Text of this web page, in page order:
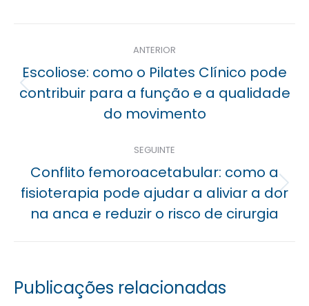
Navegação
posterior
ANTERIOR
Previous
post:
Escoliose: como o Pilates Clínico pode
contribuir para a função e a qualidade
do movimento
SEGUINTE
Próximo
post:
Conflito femoroacetabular: como a
fisioterapia pode ajudar a aliviar a dor
na anca e reduzir o risco de cirurgia
Publicações relacionadas